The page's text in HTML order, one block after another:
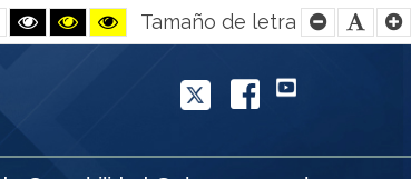
Black
and
Black
and
Yellow
and
contrast
Tamaño de letra
Smaller
FontFont
Twitter
Facebook
YouTube